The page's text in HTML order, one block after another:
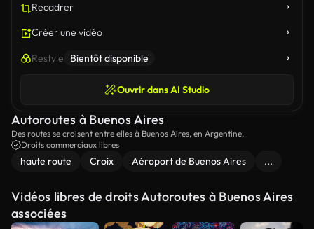
Recadrer
Créer une vidéo
Restyle Bientôt disponible
Ouvrir dans AI Studio
Autoroutes à Buenos Aires
Des routes se croisent entre elles à Buenos Aires, en Argentine.
Droits commerciaux libres
haute route Croix Aéroport de Buenos Aires ...
Vidéos libres de droits Autoroutes à Buenos Aires
associées